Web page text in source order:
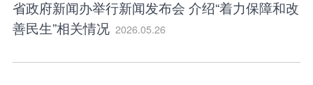
省政府新闻办举行新闻发布会 介绍“着力保障和改
善民生”相关情况 2026.05.26